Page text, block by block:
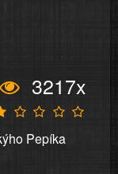
3217x
Pepíka